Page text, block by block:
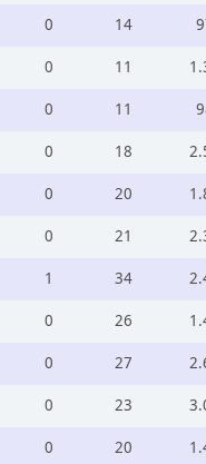
0 14
0 11
0 11
0 18
0 20
0 21
1 34
0 26
0 27
0 23
0 20